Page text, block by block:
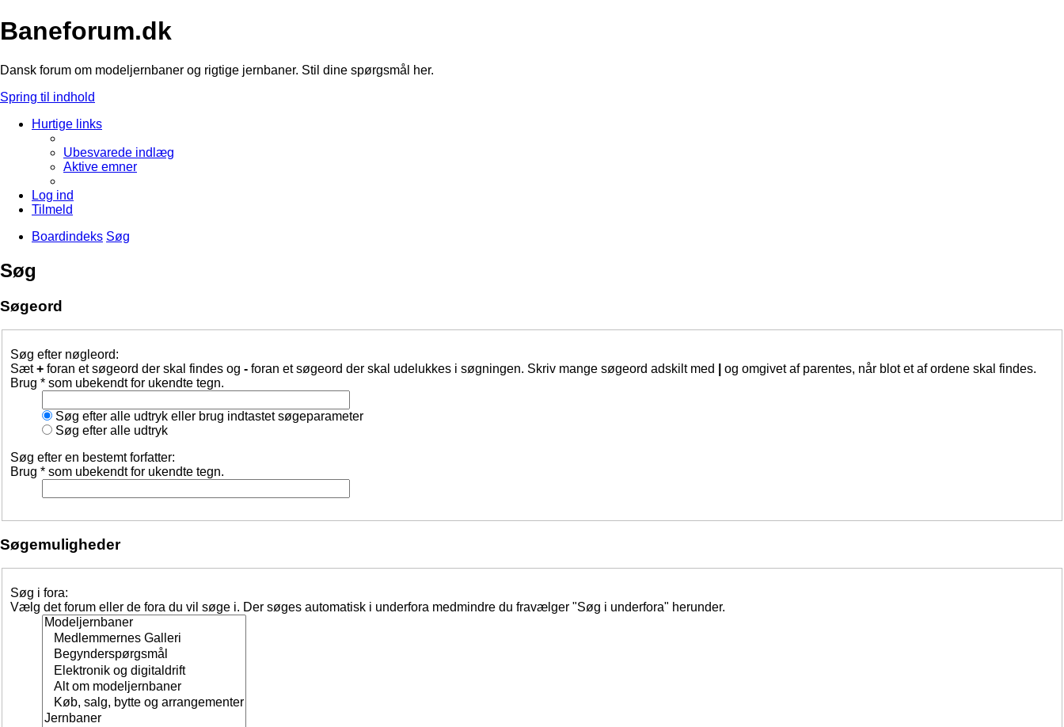
Baneforum.dk
Dansk forum om modeljernbaner og rigtige jernbaner. Stil dine spørgsmål her.
Spring til indhold
Hurtige links
Ubesvarede indlæg
Aktive emner
Log ind
Tilmeld
Boardindeks Søg
Søg
Søgeord
Søg efter nøgleord:
Sæt+ foran et søgeord der skal findes og - foran et søgeord der skal udelukkes i søgningen. Skriv mange søgeord adskilt med
og omgivet af parentes, når blot et af ordene skal findes.
Brug * som ubekendt for ukendte tegn.
Søg efter alle udtryk eller brug indtastet søgeparameter
Søg efter alle udtryk
Søg efter en bestemt forfatter:
Brug * som ubekendt for ukendte tegn.
Søgemuligheder
Søg i fora:
Vælg det forum eller de fora du vil søge i. Der søges automatisk i underfora medmindre du fravælger "Søg i underfora" herunder.